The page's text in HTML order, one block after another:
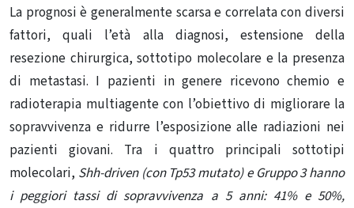
La prognosi è generalmente scarsa e correlata con diversi
fattori, quali l’età alla diagnosi, estensione della
resezione chirurgica, sottotipo molecolare e la presenza
di metastasi. I pazienti in genere ricevono chemio e
radioterapia multiagente con l’obiettivo di migliorare la
sopravvivenza e ridurre l’esposizione alle radiazioni nei
pazienti giovani. Tra i quattro principali sottotipi
molecolari, Shh-driven (con Tp53 mutato) e Gruppo 3 hanno
i peggiori tassi di sopravvivenza a 5 anni: 41% e 50%,